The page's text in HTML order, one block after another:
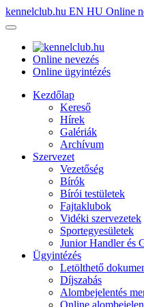
kennelclub.hu EN HU Online
Online nevezés
Online ügyintézés
Kezdőlap
Kereső
Hírek
Galériák
Archívum
Szervezet
Vezetőség
Bírók
Bírói testületek
Fajtaklubok
Vidéki szervezetek
Sportegyesületek
Junior Handler és
Ügyintézés
Letölthető
Díjszabás
Alombejelentés
Online